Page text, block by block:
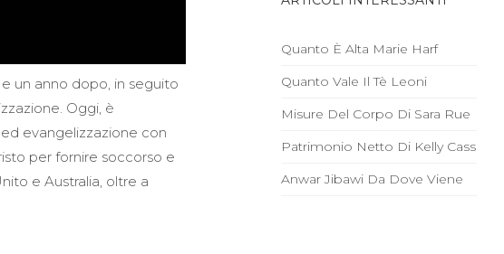
un anno dopo, in seguito
Oggi, è
evangelizzazione con
per fornire soccorso e
e Australia, oltre a
Quanto È Alta Marie Harf
Quanto Vale Il Tè Leoni
Misure Del Corpo Di Sara Rue
Patrimonio Netto Di Kelly Cass
Anwar Jibawi Da Dove Viene